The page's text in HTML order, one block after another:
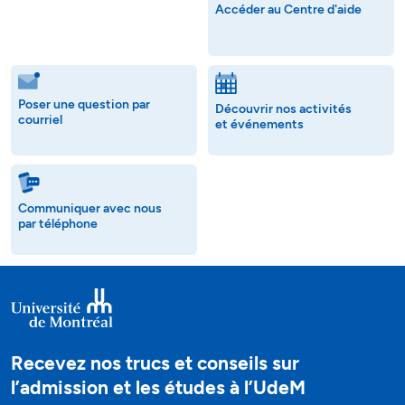
Accéder au Centre d'aide
Poser une question par
courriel
Découvrir nos activités
et événements
Communiquer avec nous
par téléphone
Recevez nos trucs et conseils sur
l’admission et les études à l’UdeM